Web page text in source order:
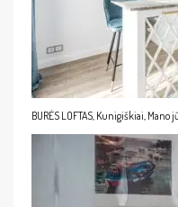
BURĖS LOFTAS, Kunigiškiai, Mano